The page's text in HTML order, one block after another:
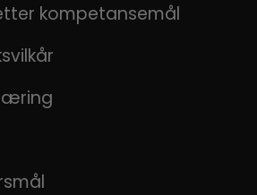
kompetansemål